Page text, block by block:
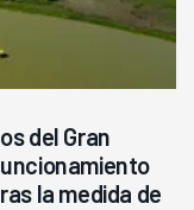
del Gran
la medida de